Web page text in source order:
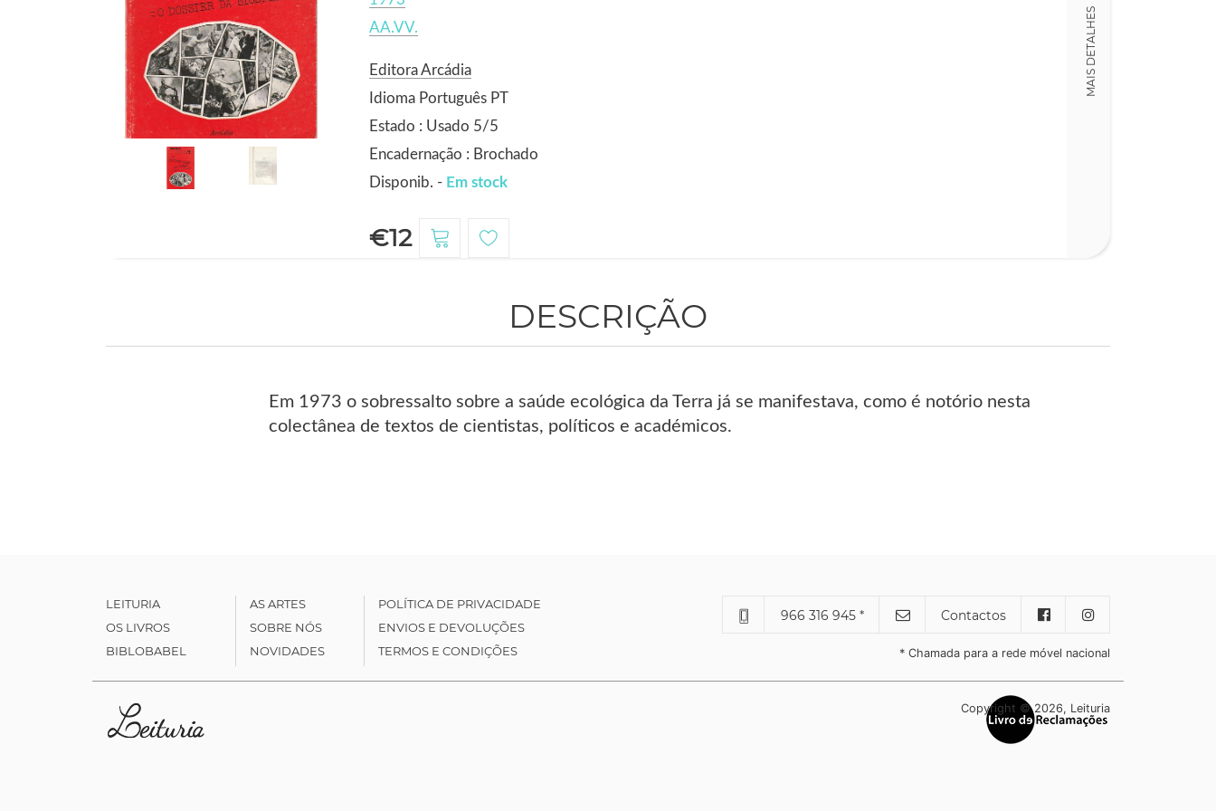
AA.VV.
Editora Arcádia
Idioma Português PT
Estado : Usado 5/5
Encadernação : Brochado
Disponib. - Em stock
€12
MAIS DETALHES
DESCRIÇÃO
Em 1973 o sobressalto sobre a saúde ecológica da Terra já se manifestava, como é notório nesta
colectânea de textos de cientistas, políticos e académicos.
LEITURIA
OS LIVROS
BIBLOBABEL
AS ARTES
SOBRE NÓS
NOVIDADES
POLÍTICA DE PRIVACIDADE
ENVIOS E DEVOLUÇÕES
TERMOS E CONDIÇÕES
966 316 945 * Contactos
* Chamada para a rede móvel nacional
Copyright © 2026, Leituria